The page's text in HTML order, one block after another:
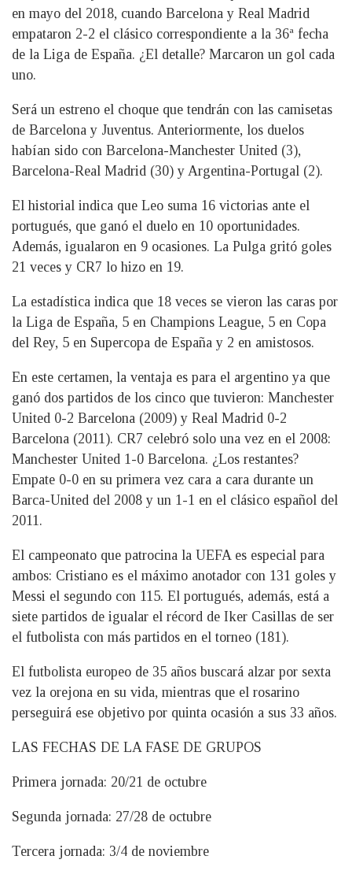
en mayo del 2018, cuando Barcelona y Real Madrid
empataron 2-2 el clásico correspondiente a la 36ª fecha
de la Liga de España. ¿El detalle? Marcaron un gol cada
uno.
Será un estreno el choque que tendrán con las camisetas
de Barcelona y Juventus. Anteriormente, los duelos
habían sido con Barcelona-Manchester United (3),
Barcelona-Real Madrid (30) y Argentina-Portugal (2).
El historial indica que Leo suma 16 victorias ante el
portugués, que ganó el duelo en 10 oportunidades.
Además, igualaron en 9 ocasiones. La Pulga gritó goles
21 veces y CR7 lo hizo en 19.
La estadística indica que 18 veces se vieron las caras por
la Liga de España, 5 en Champions League, 5 en Copa
del Rey, 5 en Supercopa de España y 2 en amistosos.
En este certamen, la ventaja es para el argentino ya que
ganó dos partidos de los cinco que tuvieron: Manchester
United 0-2 Barcelona (2009) y Real Madrid 0-2
Barcelona (2011). CR7 celebró solo una vez en el 2008:
Manchester United 1-0 Barcelona. ¿Los restantes?
Empate 0-0 en su primera vez cara a cara durante un
Barca-United del 2008 y un 1-1 en el clásico español del
2011.
El campeonato que patrocina la UEFA es especial para
ambos: Cristiano es el máximo anotador con 131 goles y
Messi el segundo con 115. El portugués, además, está a
siete partidos de igualar el récord de Iker Casillas de ser
el futbolista con más partidos en el torneo (181).
El futbolista europeo de 35 años buscará alzar por sexta
vez la orejona en su vida, mientras que el rosarino
perseguirá ese objetivo por quinta ocasión a sus 33 años.
LAS FECHAS DE LA FASE DE GRUPOS
Primera jornada: 20/21 de octubre
Segunda jornada: 27/28 de octubre
Tercera jornada: 3/4 de noviembre